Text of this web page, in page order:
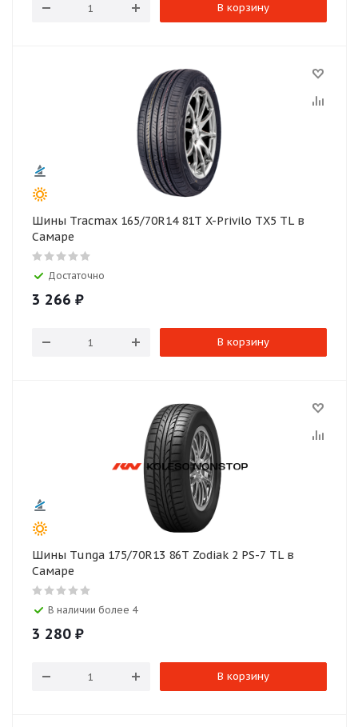
В корзину
Шины Tracmax 165/70R14 81T X-Privilo TX5 TL в
Самаре
Достаточно
3 266 ₽
В корзину
Шины Tunga 175/70R13 86T Zodiak 2 PS-7 TL в
Самаре
В наличии более 4
3 280 ₽
В корзину